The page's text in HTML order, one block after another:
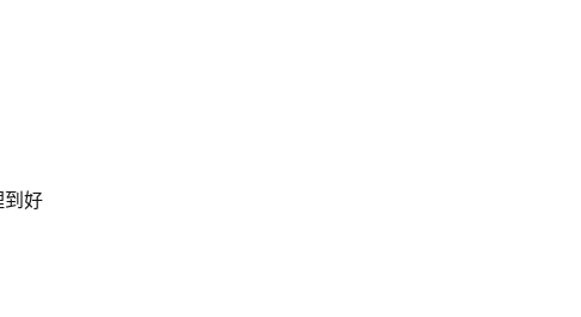
到好